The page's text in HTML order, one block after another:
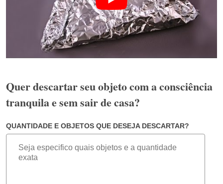
Quer descartar seu objeto com a consciência
tranquila e sem sair de casa?
QUANTIDADE E OBJETOS QUE DESEJA DESCARTAR?